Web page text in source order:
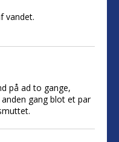
vandet.
på ad to gange,
gang blot et par